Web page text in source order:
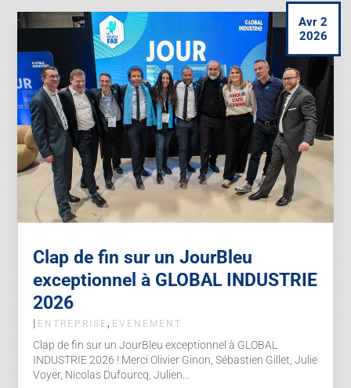
Clap de fin sur un JourBleu
exceptionnel à GLOBAL INDUSTRIE
2026
Avr 2
2026
| ENTREPRISE , EVENEMENT
Clap de fin sur un JourBleu exceptionnel à GLOBAL
INDUSTRIE 2026 ! Merci Olivier Ginon, Sébastien Gillet, Julie
Voyer, Nicolas Dufourcq, Julien...